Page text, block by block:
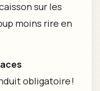
sur les
moins rire en
obligatoire !